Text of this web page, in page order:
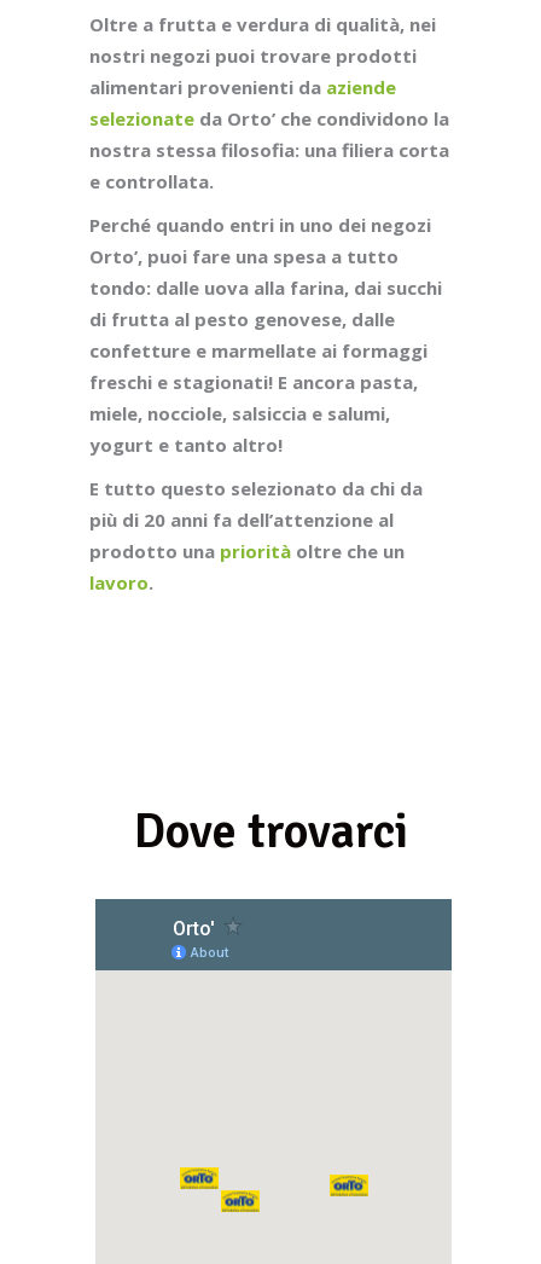
Oltre a frutta e verdura di qualità, nei
nostri negozi puoi trovare prodotti
alimentari provenienti da aziende
selezionate da Orto’ che condividono la
nostra stessa filosofia: una filiera corta
e controllata.
Perché quando entri in uno dei negozi
Orto’, puoi fare una spesa a tutto
tondo: dalle uova alla farina, dai succhi
di frutta al pesto genovese, dalle
confetture e marmellate ai formaggi
freschi e stagionati! E ancora pasta,
miele, nocciole, salsiccia e salumi,
yogurt e tanto altro!
E tutto questo selezionato da chi da
più di 20 anni fa dell’attenzione al
prodotto una priorità oltre che un
lavoro.
Dove trovarci